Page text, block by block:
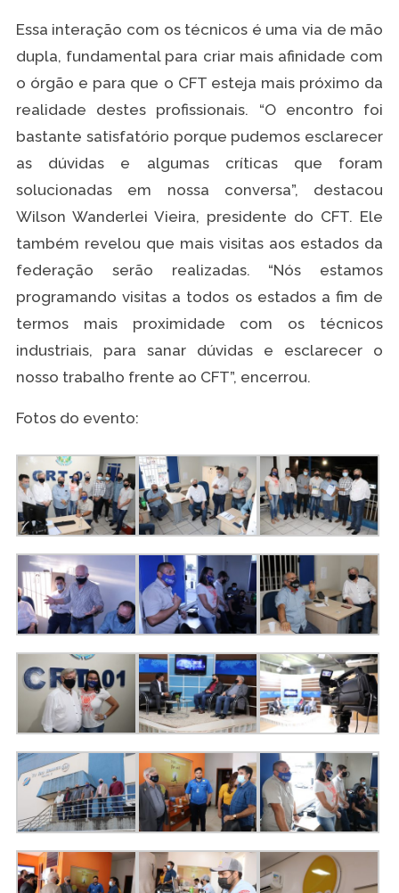
Essa interação com os técnicos é uma via de mão
dupla, fundamental para criar mais afinidade com
o órgão e para que o CFT esteja mais próximo da
realidade destes profissionais. “O encontro foi
bastante satisfatório porque pudemos esclarecer
as dúvidas e algumas críticas que foram
solucionadas em nossa conversa”, destacou
Wilson Wanderlei Vieira, presidente do CFT. Ele
também revelou que mais visitas aos estados da
federação serão realizadas. “Nós estamos
programando visitas a todos os estados a fim de
termos mais proximidade com os técnicos
industriais, para sanar dúvidas e esclarecer o
nosso trabalho frente ao CFT”, encerrou.
Fotos do evento: